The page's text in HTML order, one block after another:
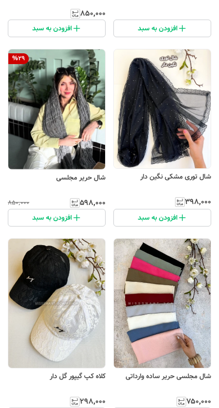
افزودن به سبد
۸۵۰٬۰۰۰
افزودن به سبد
شال توری مشکی نگین دار
۳۹۸٬۰۰۰
افزودن به سبد
%29
شال حریر مجلسی
۵۹۸٬۰۰۰ ۸۵۰٬۰۰۰
افزودن به سبد
شال مجلسی حریر ساده وارداتی
۷۵۰٬۰۰۰
کلاه کپ گیپور گل دار
۲۹۸٬۰۰۰